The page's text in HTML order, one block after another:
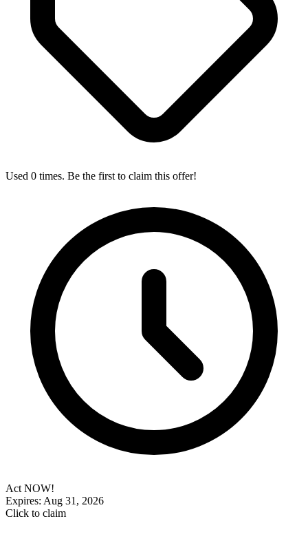
Used 0 times. Be the first to claim this offer!
Act NOW!
Expires: Aug 31, 2026
Click to claim